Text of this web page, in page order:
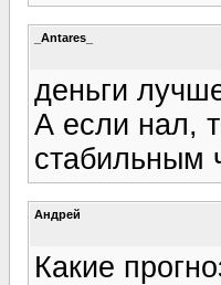
_Antares_
деньги
А если нал,
стабильным
Андрей
Какие